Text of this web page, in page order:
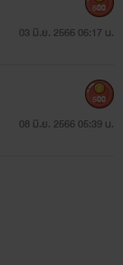
03 มิ.ย. 2566 06:17 น.
500
08 มิ.ย. 2566 05:39 น.
500